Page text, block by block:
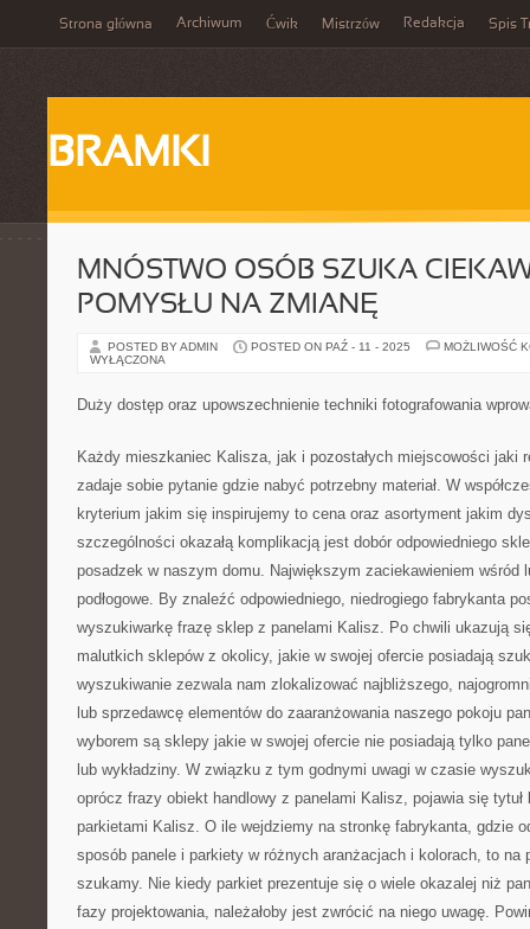
Strona główna Archiwum Ćwik Mistrzów Redakcja Spis
BRAMKI
MNÓSTWO OSÓB SZUKA
POMYSŁU NA ZMIANĘ
POSTED BY ADMIN POSTED ON PAŹ - 11 - 2025
MOŻLIWOŚĆ
WYŁĄCZONA
Duży dostęp oraz upowszechnienie techniki fotografowania
Każdy mieszkaniec Kalisza, jak i pozostałych miejscowości jaki
zadaje sobie pytanie gdzie nabyć potrzebny materiał. W
kryterium jakim się inspirujemy to cena oraz asortyment jakim
szczególności okazałą komplikacją jest dobór odpowiedniego
posadzek w naszym domu. Największym zaciekawieniem wśród
podłogowe. By znaleźć odpowiedniego, niedrogiego fabrykanta
wyszukiwarkę frazę sklep z panelami Kalisz. Po chwili ukazują
malutkich sklepów z okolicy, jakie w swojej ofercie posiadają
wyszukiwanie zezwala nam zlokalizować najbliższego,
lub sprzedawcę elementów do zaaranżowania naszego pokoju
wyborem są sklepy jakie w swojej ofercie nie posiadają tylko
lub wykładziny. W związku z tym godnymi uwagi w czasie
oprócz frazy obiekt handlowy z panelami Kalisz, pojawia się
parkietami Kalisz. O ile wejdziemy na stronkę fabrykanta, gdzie
sposób panele i parkiety w różnych aranżacjach i kolorach, to na
szukamy. Nie kiedy parkiet prezentuje się o wiele okazalej niż
fazy projektowania, należałoby jest zwrócić na niego uwagę.